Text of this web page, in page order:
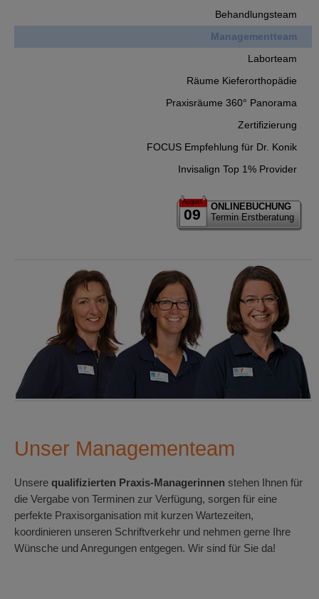
Behandlungsteam
Managementteam
Laborteam
Räume Kieferorthopädie
Praxisräume 360° Panorama
Zertifizierung
FOCUS Empfehlung für Dr. Konik
Invisalign Top 1% Provider
August
09
ONLINEBUCHUNG
Termin Erstberatung
Unser Managementeam
Unsere qualifizierten Praxis-Managerinnen stehen Ihnen für
die Vergabe von Terminen zur Verfügung, sorgen für eine
perfekte Praxisorganisation mit kurzen Wartezeiten,
koordinieren unseren Schriftverkehr und nehmen gerne Ihre
Wünsche und Anregungen entgegen. Wir sind für Sie da!